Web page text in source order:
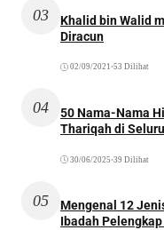
03
Khalid bin Walid
Diracun
02/09/2021 •53 Dilihat
04
50 Nama-Nama
Thariqah di
30/06/2025 •39 Dilihat
05
Mengenal 12
Ibadah